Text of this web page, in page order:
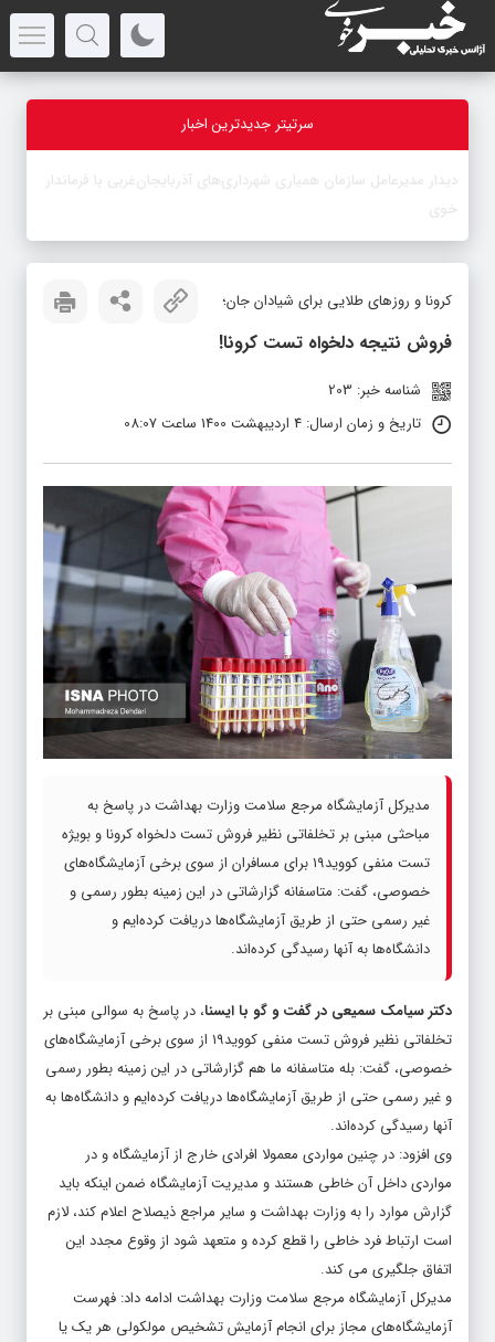
سرتیتر جدیدترین اخبار
فروش نتیجه دلخواه تست کرونا!
تاریخ و زمان ارسال: 4 اردیبهشت 1400 ساعت 08:07
مباحثی مبنی بر تخلفاتی نظیر فروش تست دلخواه کرونا و بویژه
تست منفی کووید۱۹ برای مسافران از سوی برخی آزمایشگاه‌های
خصوصی، گفت: متاسفانه گزارشاتی در این زمینه بطور رسمی و
غیر رسمی حتی از طریق آزمایشگاه‌ها دریافت کرده‌ایم و
دانشگاه‌ها به آنها رسیدگی کرده‌اند.
دکتر سیامک سمیعی در گفت و گو با ایسنا
تخلفاتی نظیر فروش تست منفی کووید۱۹ از سوی برخی آزمایشگاه‌های
خصوصی، گفت: بله متاسفانه ما هم گزارشاتی در این زمینه بطور رسمی
و غیر رسمی حتی از طریق آزمایشگاه‌ها دریافت کرده‌ایم و دانشگاه‌ها به
آنها رسیدگی کرده‌اند.
وی افزود: در چنین مواردی معمولا افرادی خارج از آزمایشگاه و در
مواردی داخل آن خاطی هستند و مدیریت آزمایشگاه ضمن اینکه باید
گزارش موارد را به وزارت بهداشت و سایر مراجع ذیصلاح اعلام کند، لازم
است ارتباط فرد خاطی را قطع کرده و متعهد شود از وقوع مجدد این
اتفاق جلگیری می کند.
مدیرکل آزمایشگاه مرجع سلامت وزارت بهداشت ادامه داد: فهرست
آزمایشگاه‌های مجاز برای انجام آزمایش تشخیص مولکولی هر یک یا
دو هفته در وب‌سایت معاونت بهداشت منتشر می شود و آزمایشگاه‌های